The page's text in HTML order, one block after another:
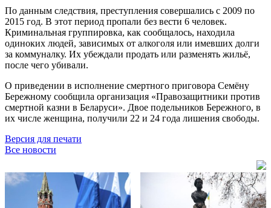
По данным следствия, преступления совершались с 2009 по
2015 год. В этот период пропали без вести 6 человек.
Криминальная группировка, как сообщалось, находила
одиноких людей, зависимых от алкоголя или имевших долги
за коммуналку. Их убеждали продать или разменять жильё,
после чего убивали.
О приведении в исполнение смертного приговора Семёну
Бережному сообщила организация «Правозащитники против
смертной казни в Беларуси». Двое подельников Бережного, в
их числе женщина, получили 22 и 24 года лишения свободы.
Версия для печати
Все новости